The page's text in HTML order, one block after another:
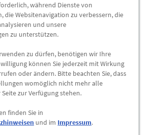
während Dienste von
die Websitenavigation zu verbessern, die
und unsere
zu unterstützen.
zu dürfen, benötigen wir Ihre
können Sie jederzeit mit Wirkung
oder ändern. Bitte beachten Sie, dass
womöglich nicht mehr alle
zur Verfügung stehen.
finden Sie in
und im Impressum.